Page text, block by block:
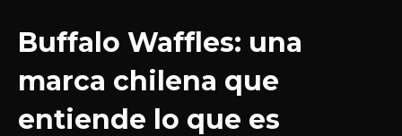
Buffalo Waffles: una
marca chilena que
entiende lo que es